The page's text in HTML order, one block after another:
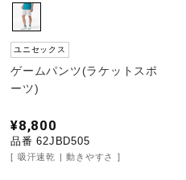
スイム
ユニセックス
ゲームパンツ(ラケットスポ
ーツ)
¥8,800
品番 62JBD505
吸汗速乾 動きやすさ